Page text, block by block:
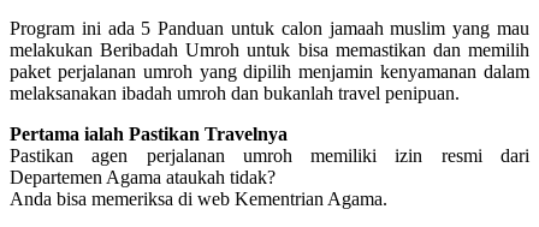
Program ini ada 5 Panduan untuk calon jamaah muslim yang mau
melakukan Beribadah Umroh untuk bisa memastikan dan memilih
paket perjalanan umroh yang dipilih menjamin kenyamanan dalam
melaksanakan ibadah umroh dan bukanlah travel penipuan.
Pertama ialah Pastikan Travelnya
Pastikan agen perjalanan umroh memiliki izin resmi dari
Departemen Agama ataukah tidak?
Anda bisa memeriksa di web Kementrian Agama.